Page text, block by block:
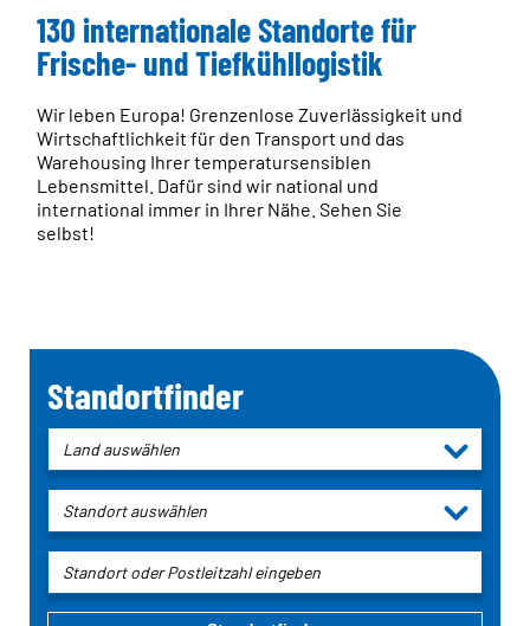
130 internationale Standorte für
Frische- und Tiefkühllogistik
Wir leben Europa! Grenzenlose Zuverlässigkeit und
Wirtschaftlichkeit für den Transport und das
Warehousing Ihrer temperatursensiblen
Lebensmittel. Dafür sind wir national und
international immer in Ihrer Nähe. Sehen Sie
selbst!
Standortfinder
Land auswählen
Standort auswählen